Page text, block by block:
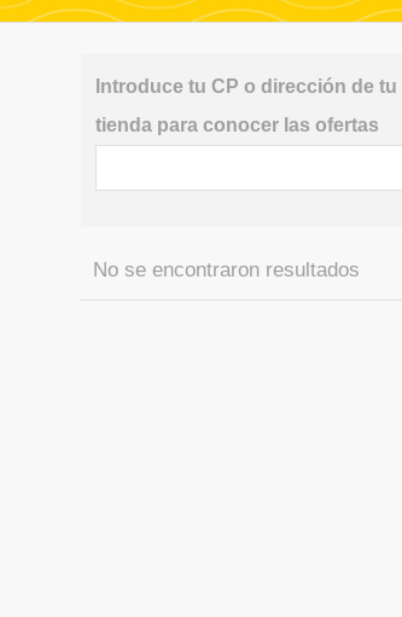
Introduce tu CP o dirección de tu
tienda para conocer las ofertas
No se encontraron resultados